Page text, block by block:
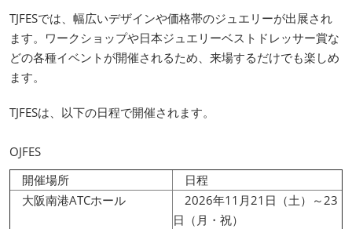
TJFESでは、幅広いデザインや価格帯のジュエリーが出展され
ます。ワークショップや日本ジュエリーベストドレッサー賞な
どの各種イベントが開催されるため、来場するだけでも楽しめ
ます。
TJFESは、以下の日程で開催されます。
OJFES
開催場所
日程
大阪南港ATCホール
2026年11月21日（土）～23
日（月・祝）